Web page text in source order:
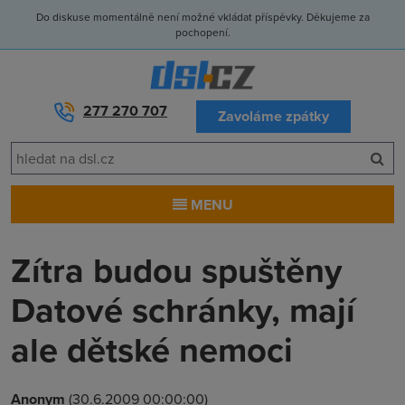
Do diskuse momentálně není možné vkládat příspěvky. Děkujeme za
pochopení.
277 270 707 Zavoláme zpátky
MENU
Zítra budou spuštěny
Datové schránky, mají
ale dětské nemoci
Anonym (30.6.2009 00:00:00)